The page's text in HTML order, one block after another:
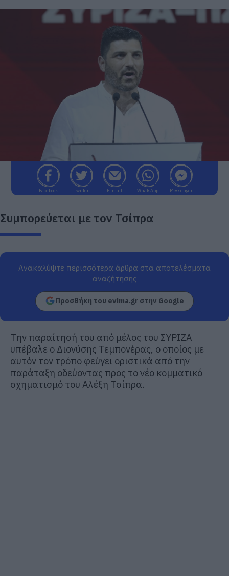
Facebook Twitter E-mail WhatsApp Messenger
Συμπορεύεται με τον Τσίπρα
Ανακαλύψτε περισσότερα άρθρα στα αποτελέσματα
αναζήτησης
Προσθήκη του evima.gr στην Google
Την παραίτησή του από μέλος του ΣΥΡΙΖΑ
υπέβαλε ο Διονύσης Τεμπονέρας, ο οποίος με
αυτόν τον τρόπο φεύγει οριστικά από την
παράταξη οδεύοντας προς το νέο κομματικό
σχηματισμό του Αλέξη Τσίπρα.